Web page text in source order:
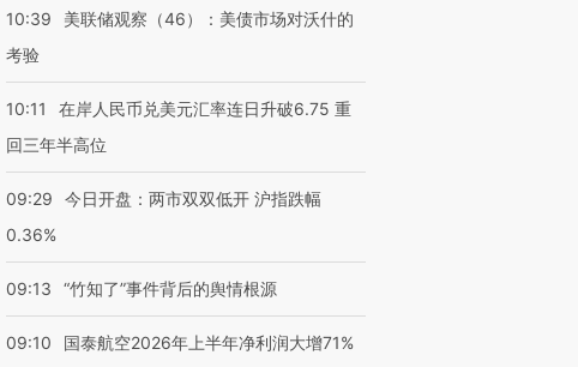
10:39
美联储观察（46）：美债市场对沃什的
考验
10:11
在岸人民币兑美元汇率连日升破6.75 重
回三年半高位
09:29
今日开盘：两市双双低开 沪指跌幅
0.36%
09:13 “竹知了”事件背后的舆情根源
09:10
国泰航空2026年上半年净利润大增71%